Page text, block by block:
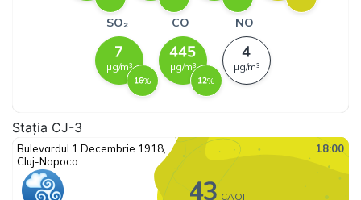
Stația CJ-3